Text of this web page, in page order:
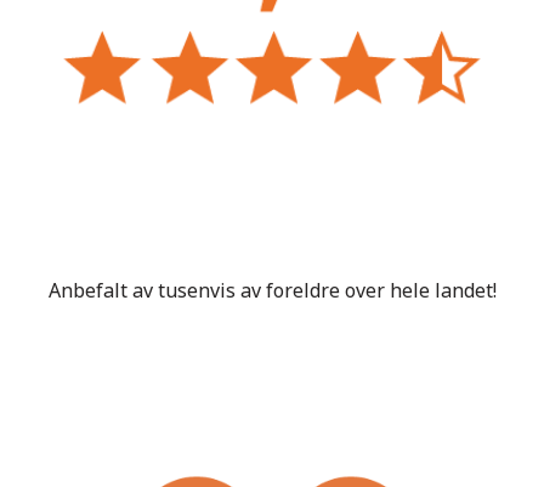
Anbefalt av tusenvis av foreldre over hele landet!